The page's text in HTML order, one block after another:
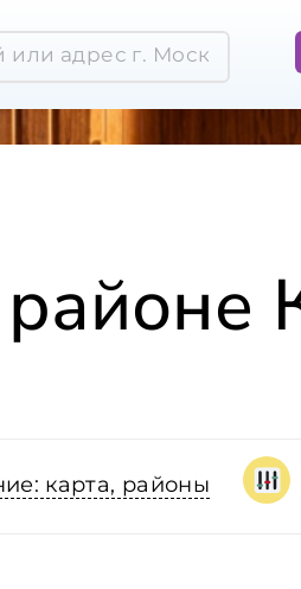
карта, районы